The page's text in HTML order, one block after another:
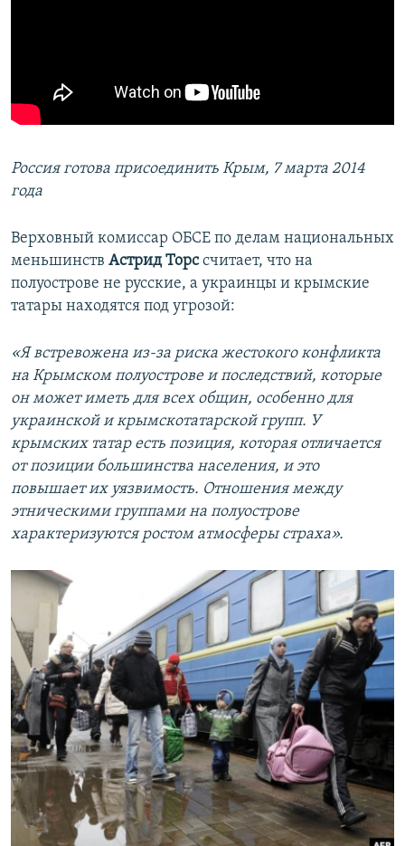
Россия готова присоединить Крым, 7 марта 2014
года
Верховный комиссар ОБСЕ по делам национальных
меньшинств Астрид Торссчитает, что на
полуострове не русские, а украинцы и крымские
татары находятся под угрозой:
«Я встревожена из-за риска жестокого конфликта
на Крымском полуострове и последствий, которые
он может иметь для всех общин, особенно для
украинской и крымскотатарской групп. У
крымских татар есть позиция, которая отличается
от позиции большинства населения, и это
повышает их уязвимость. Отношения между
этническими группами на полуострове
характеризуются ростом атмосферы страха».